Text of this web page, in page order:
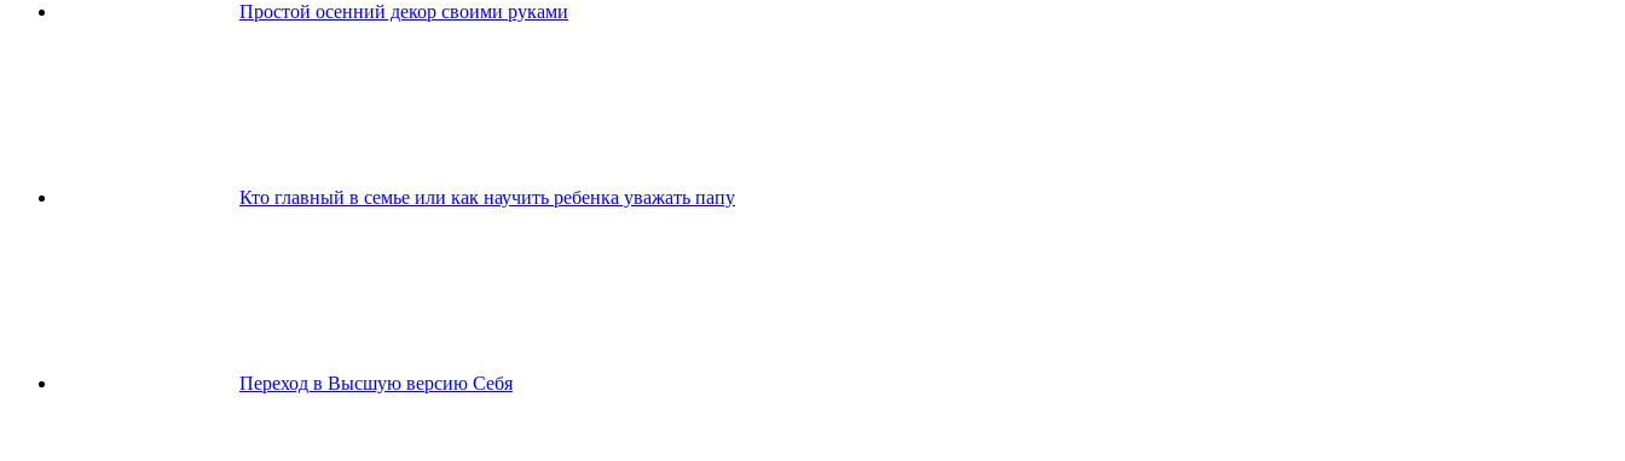
Простой осенний декор своими руками
Кто главный в семье или как научить ребенка уважать папу
Переход в Высшую версию Себя